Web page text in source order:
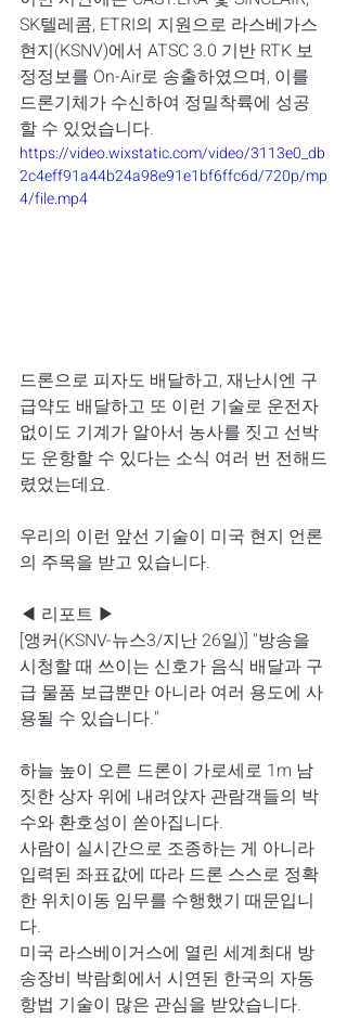
SK텔레콤, ETRI의 지원으로 라스베가스
현지(KSNV)에서 ATSC 3.0 기반 RTK 보
정정보를 On-Air로 송출하였으며, 이를
드론기체가 수신하여 정밀착륙에 성공
할 수 있었습니다.
https://video.wixstatic.com/video/3113e0_db
2c4eff91a44b24a98e91e1bf6ffc6d/720p/mp
4/file.mp4
드론으로 피자도 배달하고, 재난시엔 구
급약도 배달하고 또 이런 기술로 운전자
없이도 기계가 알아서 농사를 짓고 선박
도 운항할 수 있다는 소식 여러 번 전해드
렸었는데요.
우리의 이런 앞선 기술이 미국 현지 언론
의 주목을 받고 있습니다.
◀ 리포트 ▶
[앵커(KSNV-뉴스3/지난 26일)] "방송을
시청할 때 쓰이는 신호가 음식 배달과 구
급 물품 보급뿐만 아니라 여러 용도에 사
용될 수 있습니다."
하늘 높이 오른 드론이 가로세로 1m 남
짓한 상자 위에 내려앉자 관람객들의 박
수와 환호성이 쏟아집니다.
사람이 실시간으로 조종하는 게 아니라
입력된 좌표값에 따라 드론 스스로 정확
한 위치이동 임무를 수행했기 때문입니
다.
미국 라스베이거스에 열린 세계최대 방
송장비 박람회에서 시연된 한국의 자동
항법 기술이 많은 관심을 받았습니다.